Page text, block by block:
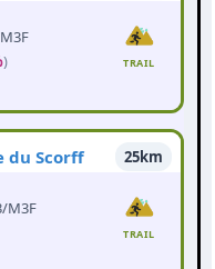
)
TRAIL
du Scorff
25km
M3F
TRAIL